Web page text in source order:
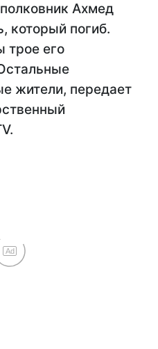
Ахмед
который погиб.
трое его
жители, передает
Ad